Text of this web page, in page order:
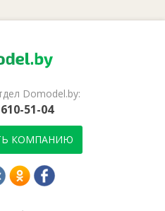
Domodel.by:
51-04
КОМПАНИЮ